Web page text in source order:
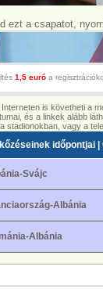
ezt a csapatot,
1,5 euró a
is követheti a
és a linkek alább
stadionokban, vagy a
időpontjai
Svájc
Albánia
Albánia